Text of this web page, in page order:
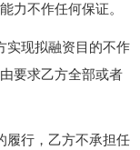
力不作任何保证。
现拟融资目的不作
要求乙方全部或者
行，乙方不承担任